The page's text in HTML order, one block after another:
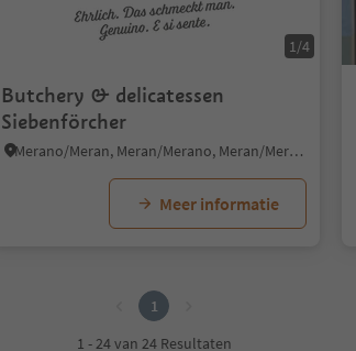
1/4
Butchery & delicatessen
Siebenförcher
Merano/Meran, Meran/Merano, Meran/Merano and environs
Meer informatie
1
1 - 24 van 24 Resultaten